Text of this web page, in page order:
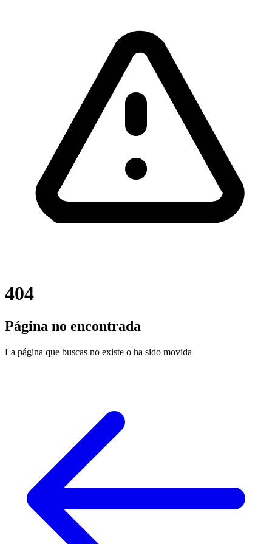
404
Página no encontrada
La página que buscas no existe o ha sido movida